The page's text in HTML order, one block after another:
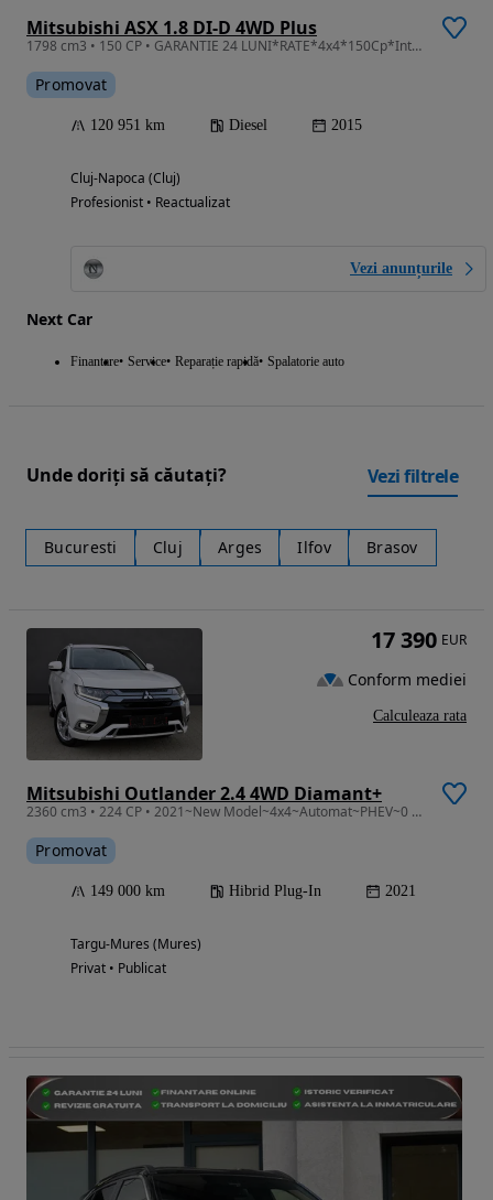
Mitsubishi ASX 1.8 DI-D 4WD Plus
1798 cm3 • 150 CP • GARANTIE 24 LUNI*RATE*4x4*150Cp*Intense*Navi*Xenon*Led*Incalzire
Promovat
120 951 km Diesel 2015
Cluj-Napoca (Cluj)
Profesionist • Reactualizat
Vezi anunțurile
Next Car
Finantare Service Reparație rapidă Spalatorie auto
Unde doriți să căutați? Vezi filtrele
Bucuresti Cluj Arges Ilfov Brasov
Mitsubishi Outlander 2.4 4WD Diamant+
2360 cm3 • 224 CP • 2021~New Model~4x4~Automat~PHEV~0 Daune~Full Extra~TRIMIT VIDEO HD
Promovat
149 000 km Hibrid Plug-In 2021
Targu-Mures (Mures)
Privat • Publicat
17 390 EUR
Conform mediei
Calculeaza rata